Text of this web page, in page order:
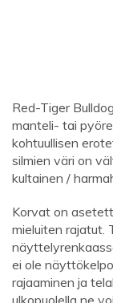
Red-Tiger
manteli- tai
kohtuullisen
silmien väri on
kultainen /
Korvat on
mieluiten rajatut.
ei ole
rajaaminen ja